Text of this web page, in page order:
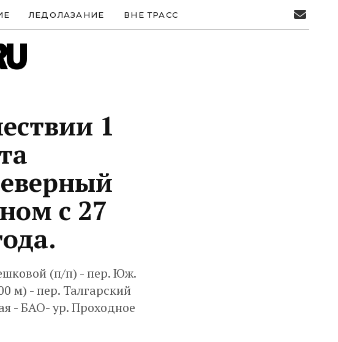
ЛЕДОЛАЗАНИЕ ВНЕ ТРАСС
1
с 27
(п/п) - пер. Юж.
м) - пер. Талгарский
- БАО- ур. Проходное